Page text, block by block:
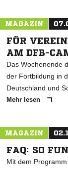
MAGAZIN
FÜR
AM DFB-
Das Wochenende
der Fortbildung in
Deutschland und
Mehr lesen
MAGAZIN
FAQ: SO
Mit dem